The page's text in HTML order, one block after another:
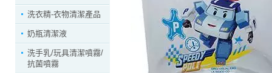
洗衣精-衣物清潔產品
奶瓶清潔液
洗手乳/玩具清潔噴霧/
抗菌噴霧